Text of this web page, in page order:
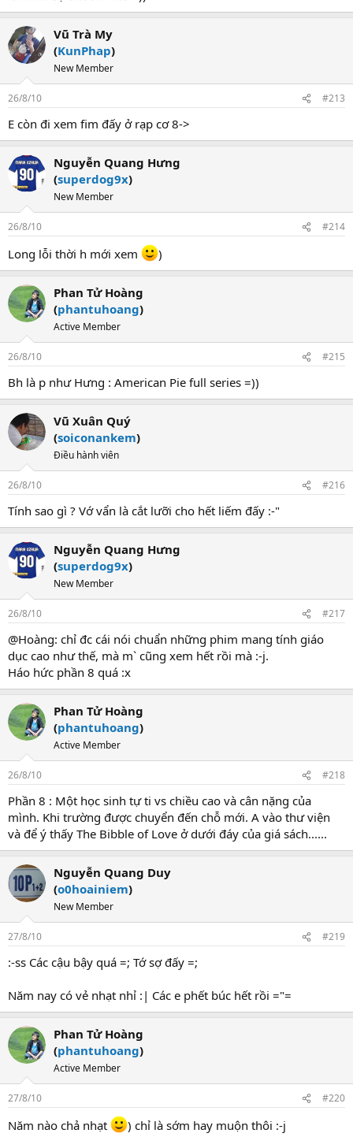
Vũ Trà My
(KunPhap)
New Member
26/8/10 #213
E còn đi xem fim đấy ở rạp cơ 8->
Nguyễn Quang Hưng
(superdog9x)
New Member
26/8/10 #214
Long lỗi thời h mới xem )
Phan Tử Hoàng
(phantuhoang)
Active Member
26/8/10 #215
Bh là p như Hưng : American Pie full series =))
Vũ Xuân Quý
(soiconankem)
Điều hành viên
26/8/10 #216
Tính sao gì ? Vớ vẩn là cắt lưỡi cho hết liếm đấy :-"
Nguyễn Quang Hưng
(superdog9x)
New Member
26/8/10 #217
@Hoàng: chỉ đc cái nói chuẩn những phim mang tính giáo
dục cao như thế, mà m` cũng xem hết rồi mà :-j.
Háo hức phần 8 quá :x
Phan Tử Hoàng
(phantuhoang)
Active Member
26/8/10 #218
Phần 8 : Một học sinh tự ti vs chiều cao và cân nặng của
mình. Khi trường được chuyển đến chỗ mới. A vào thư viện
và để ý thấy The Bibble of Love ở dưới đáy của giá sách......
Nguyễn Quang Duy
(o0hoainiem)
New Member
27/8/10 #219
:-ss Các cậu bậy quá =; Tớ sợ đấy =;
Năm nay có vẻ nhạt nhỉ :| Các e phết búc hết rồi ="=
Phan Tử Hoàng
(phantuhoang)
Active Member
27/8/10 #220
Năm nào chả nhạt ) chỉ là sớm hay muộn thôi :-j